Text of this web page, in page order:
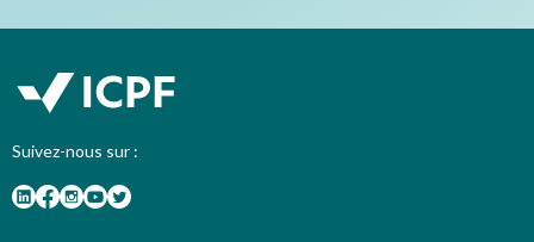
Suivez-nous sur :